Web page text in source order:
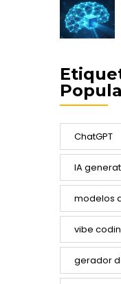
ChatGPT
IA
modelos
vibe
gerador